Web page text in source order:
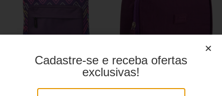
Mochila Linha Casual
Estojo juvenil YS41026
Cadastre-se e receba ofertas
exclusivas!